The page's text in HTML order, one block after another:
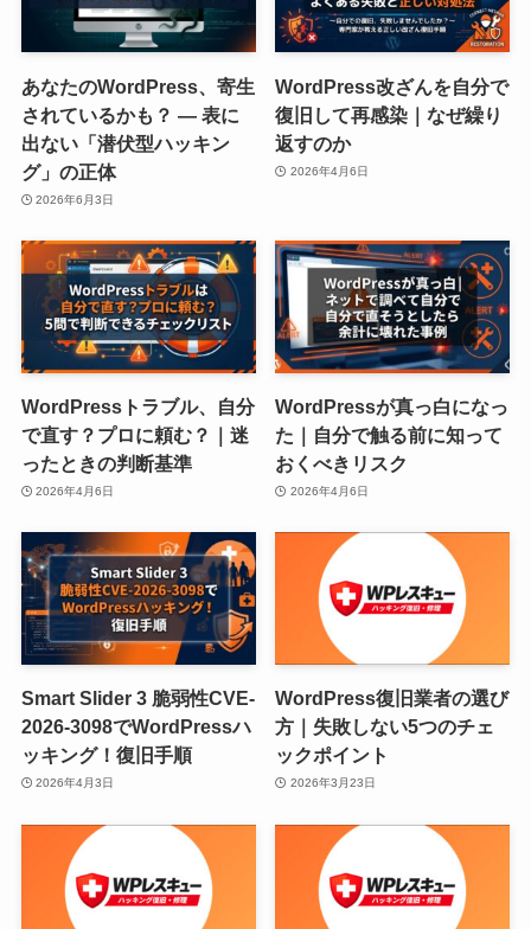
あなたのWordPress、寄生
されているかも？ ― 表に
出ない「潜伏型ハッキン
グ」の正体
2026年6月3日
WordPress改ざんを自分で
復旧して再感染｜なぜ繰り
返すのか
2026年4月6日
WordPressトラブル、自分
で直す？プロに頼む？｜迷
ったときの判断基準
2026年4月6日
WordPressが真っ白になっ
た｜自分で触る前に知って
おくべきリスク
2026年4月6日
Smart Slider 3 脆弱性CVE-
2026-3098でWordPressハ
ッキング！復旧手順
2026年4月3日
WordPress復旧業者の選び
方｜失敗しない5つのチェ
ックポイント
2026年3月23日